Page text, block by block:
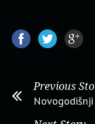
Previous